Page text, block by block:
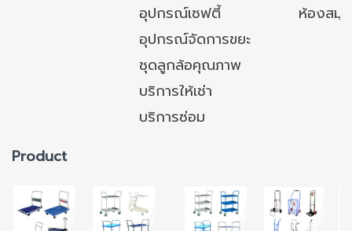
อุปกรณ์เซฟตี้
ห้องสมุ
อุปกรณ์จัดการขยะ
ชุดลูกล้อคุณภาพ
บริการให้เช่า
บริการซ่อม
Product